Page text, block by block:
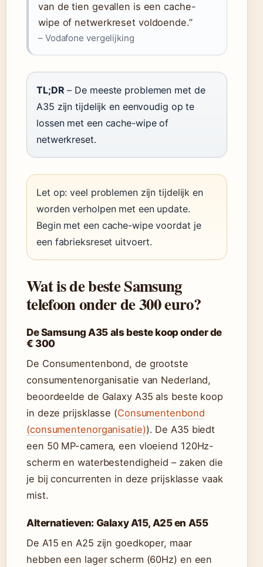
van de tien gevallen is een cache-
wipe of netwerkreset voldoende.”
– Vodafone vergelijking
TL;DR – De meeste problemen met de
A35 zijn tijdelijk en eenvoudig op te
lossen met een cache-wipe of
netwerkreset.
Let op: veel problemen zijn tijdelijk en
worden verholpen met een update.
Begin met een cache-wipe voordat je
een fabrieksreset uitvoert.
Wat is de beste Samsung
telefoon onder de 300 euro?
De Samsung A35 als beste koop onder de
€ 300
De Consumentenbond, de grootste
consumentenorganisatie van Nederland,
beoordeelde de Galaxy A35 als beste koop
in deze prijsklasse (Consumentenbond
(consumentenorganisatie)). De A35 biedt
een 50 MP-camera, een vloeiend 120Hz-
scherm en waterbestendigheid – zaken die
je bij concurrenten in deze prijsklasse vaak
mist.
Alternatieven: Galaxy A15, A25 en A55
De A15 en A25 zijn goedkoper, maar
hebben een lager scherm (60Hz) en een